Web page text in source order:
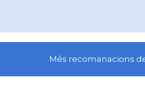
Més recomanacions